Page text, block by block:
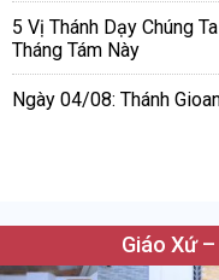
5 Vị Thánh Dạy Chúng
Tháng Tám Này
Ngày 04/08: Thánh
Giáo Xứ